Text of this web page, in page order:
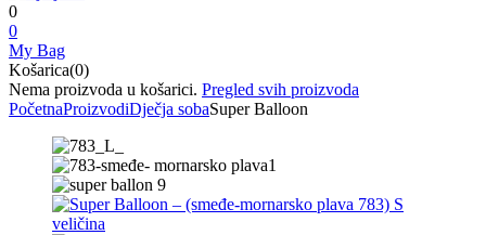
0
0
My Bag
Košarica(0)
Nema proizvoda u košarici. Pregled svih proizvoda
PočetnaProizvodiDječja sobaSuper Balloon